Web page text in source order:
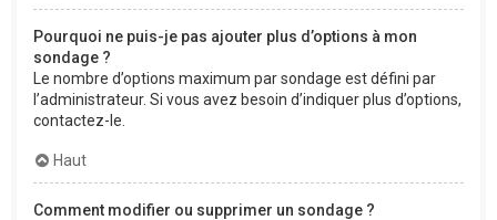
Pourquoi ne puis-je pas ajouter plus d’options à mon
sondage ?
Le nombre d’options maximum par sondage est défini par
l’administrateur. Si vous avez besoin d’indiquer plus d’options,
contactez-le.
Haut
Comment modifier ou supprimer un sondage ?